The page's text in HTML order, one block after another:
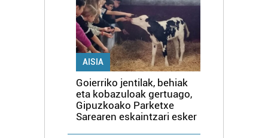
AISIA
Goierriko jentilak, behiak
eta kobazuloak gertuago,
Gipuzkoako Parketxe
Sarearen eskaintzari esker